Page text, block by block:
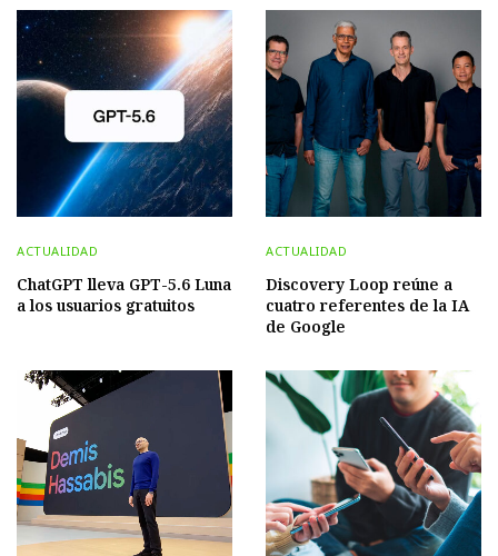
ACTUALIDAD
ChatGPT lleva GPT-5.6 Luna
a los usuarios gratuitos
ACTUALIDAD
Discovery Loop reúne a
cuatro referentes de la IA
de Google